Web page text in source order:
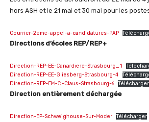
hors ASH et le 21 mai et 30 mai pour les postes
Courrier-2eme-appel-a-candidatures-PAP
Directions d’écoles REP/REP+
Direction-REP-EE-Canardiere-Strasbourg_1
Direction-REP-EE-Gliesberg-Strasbourg-4
Direction-REP-EM-C.-Claus-Strasbourg-6
Télécharger
Direction entièrement déchargée
Direction-EP-Schweighouse-Sur-Moder Télécharger